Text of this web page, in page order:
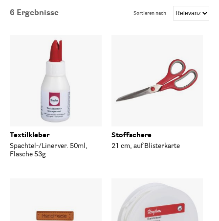
6 Ergebnisse Sortieren nach
Textilkleber
Spachtel-/Linerver. 50ml,
Flasche 53g
Stoffschere
21 cm, auf Blisterkarte